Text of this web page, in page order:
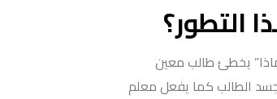
التطور؟
يخطئ طالب معين
الطالب كما يفعل معلم